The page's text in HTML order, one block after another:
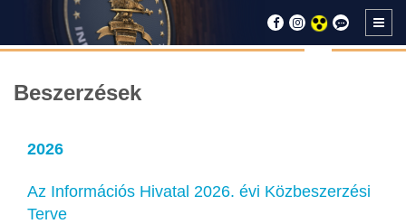
Beszerzések
2026
Az Információs Hivatal 2026. évi Közbeszerzési
Terve